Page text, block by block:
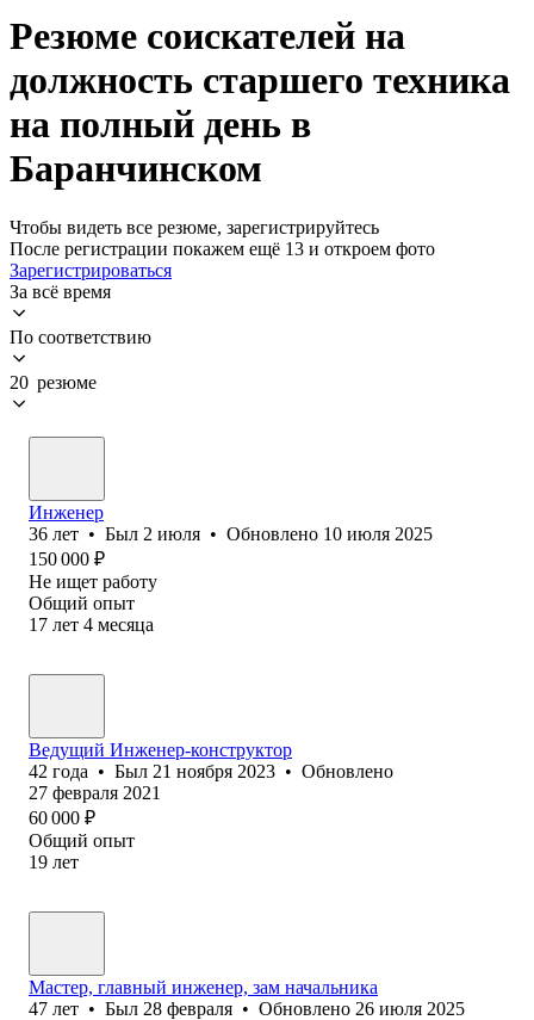
Резюме соискателей на
должность старшего техника
на полный день в
Баранчинском
Чтобы видеть все резюме, зарегистрируйтесь
После регистрации покажем ещё 13 и откроем фото
Зарегистрироваться
За всё время
По соответствию
20 резюме
Инженер
36 лет • Был 2 июля • Обновлено 10 июля 2025
150 000 ₽
Не ищет работу
Общий опыт
17 лет 4 месяца
Ведущий Инженер-конструктор
42 года • Был 21 ноября 2023 • Обновлено
27 февраля 2021
60 000 ₽
Общий опыт
19 лет
Мастер, главный инженер, зам начальника
47 лет • Был 28 февраля • Обновлено 26 июля 2025